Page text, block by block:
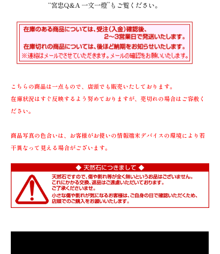
“宮忠Q&A 一文一燈”もご覧ください。
こちらの商品は一点もので、店頭でも販売いたしております。
在庫状況はすぐ反映するよう努めておりますが、売切れの場合はご容赦く
ださい。
商品写真の色合いは、お客様がお使いの情報端末デバイスの環境により若
干異なって見える場合がございます。